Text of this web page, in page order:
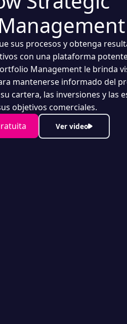
sus procesos y obtenga
con una plataforma
Management le brinda
mantenerse informado del
cartera, las inversiones y las
objetivos comerciales.
Ver video